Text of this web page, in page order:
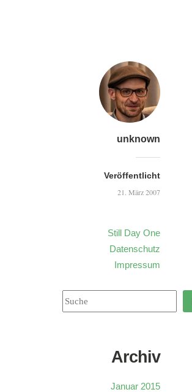
unknown
Veröffentlicht
21. März 2007
Still Day One
Datenschutz
Impressum
Archiv
Januar 2015